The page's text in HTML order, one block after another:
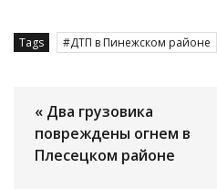
Tags ДТП в Пинежском районе
« Два грузовика
повреждены огнем в
Плесецком районе